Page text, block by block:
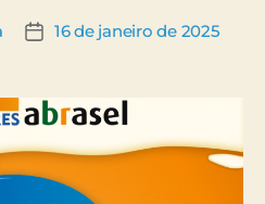
16 de janeiro de 2025